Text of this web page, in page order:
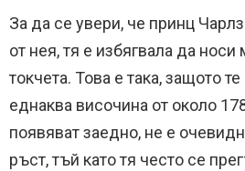
За да се увери, че принц
от нея, тя е избягвала да носи
токчета. Това е така, защото
еднаква височина от около
появяват заедно, не е
ръст, тъй като тя често се